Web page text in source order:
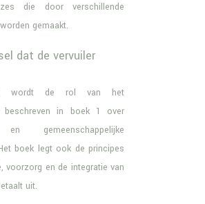
die door verschillende
gemaakt.
dat de vervuiler
wordt de rol van het
beschreven in boek 1 over
gemeenschappelijke
boek legt ook de principes
voorzorg en de integratie van
uit.